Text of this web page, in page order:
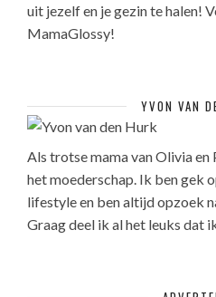
uit jezelf en je gezin te halen!
MamaGlossy!
YVON VAN
Als trotse mama van Olivia
het moederschap. Ik ben gek
lifestyle en ben altijd opzoek
Graag deel ik al het leuks dat